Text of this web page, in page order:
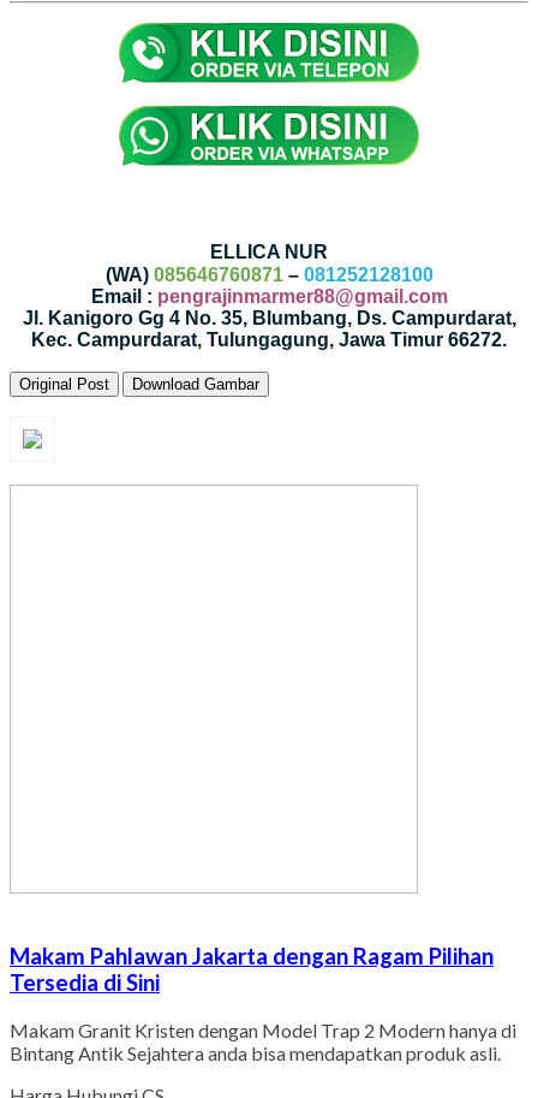
ELLICA NUR
(WA) 085646760871– 081252128100
Email : pengrajinmarmer88@gmail.com
Jl. Kanigoro Gg 4 No. 35, Blumbang, Ds. Campurdarat,
Kec. Campurdarat, Tulungagung, Jawa Timur 66272.
Original Post Download Gambar
Makam Pahlawan Jakarta dengan Ragam Pilihan
Tersedia di Sini
Makam Granit Kristen dengan Model Trap 2 Modern hanya di
Bintang Antik Sejahtera anda bisa mendapatkan produk asli.